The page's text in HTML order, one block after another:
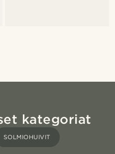
kategoriat
SOLMIOHUIVIT